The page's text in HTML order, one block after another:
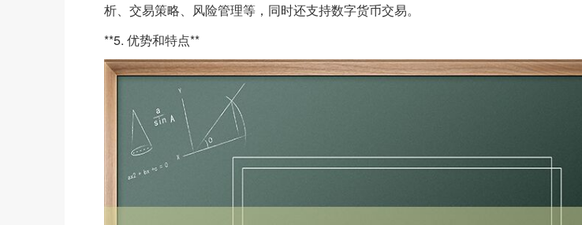
析、交易策略、风险管理等，同时还支持数字货币交易。
**5. 优势和特点**